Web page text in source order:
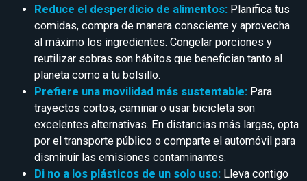
Reduce el desperdicio de alimentos: Planifica tus
comidas, compra de manera consciente y aprovecha
al máximo los ingredientes. Congelar porciones y
reutilizar sobras son hábitos que benefician tanto al
planeta como a tu bolsillo.
Prefiere una movilidad más sustentable: Para
trayectos cortos, caminar o usar bicicleta son
excelentes alternativas. En distancias más largas, opta
por el transporte público o comparte el automóvil para
disminuir las emisiones contaminantes.
Di no a los plásticos de un solo uso: Lleva contigo